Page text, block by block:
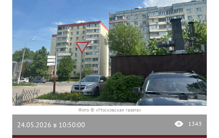
Фото © «Московская газета»
24.05.2026 в 10:50:00 1343